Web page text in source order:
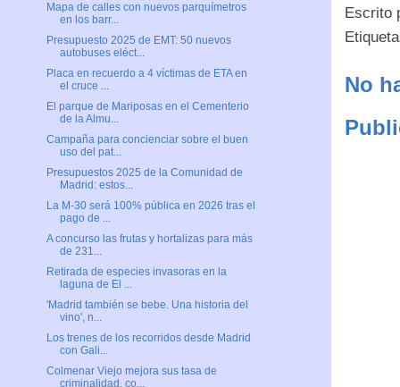
Escrito
No
Mapa de calles con nuevos parquímetros
en los barr...
Presupuesto 2025 de EMT: 50 nuevos
autobuses eléct...
Placa en recuerdo a 4 víctimas de ETA en
el cruce ...
El parque de Mariposas en el Cementerio
de la Almu...
Campaña para concienciar sobre el buen
uso del pat...
Presupuestos 2025 de la Comunidad de
Madrid: estos...
La M-30 será 100% pública en 2026 tras el
pago de ...
A concurso las frutas y hortalizas para más
de 231...
Retirada de especies invasoras en la
laguna de El ...
'Madrid también se bebe. Una historia del
vino', n...
Los trenes de los recorridos desde Madrid
con Gali...
Colmenar Viejo mejora sus tasa de
criminalidad, co...